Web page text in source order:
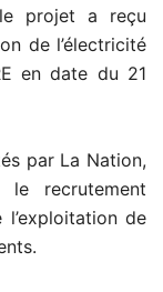
projet a reçu
de l’électricité
en date du 21
par La Nation,
recrutement
l’exploitation de